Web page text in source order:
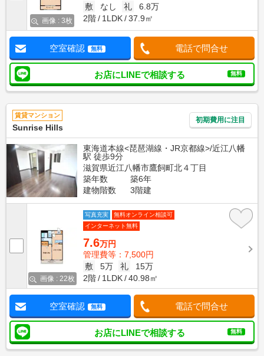
画像 : 3枚
敷
なし 礼
6.8万
2階
1LDK 37.9㎡
空室確認 無料 電話で問合せ
お店にLINEで相談する 無料
賃貸マンション
Sunrise Hills
初期費用に注目
東海道本線<琵琶湖線・JR京都線>/近江八幡
駅 徒歩9分
滋賀県近江八幡市鷹飼町北４丁目
築年数
築6年
建物階数
3階建
画像 : 22枚
写真充実
無料オンライン相談可
インターネット無料
7.6万円
管理費等：7,500円
敷
5万 礼
15万
2階
1LDK 40.98㎡
空室確認 無料 電話で問合せ
お店にLINEで相談する 無料